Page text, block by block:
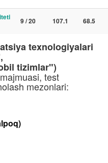
9 / 20 107.1 68.5
texnologiyalari
tizimlar")
test
mezonlari: